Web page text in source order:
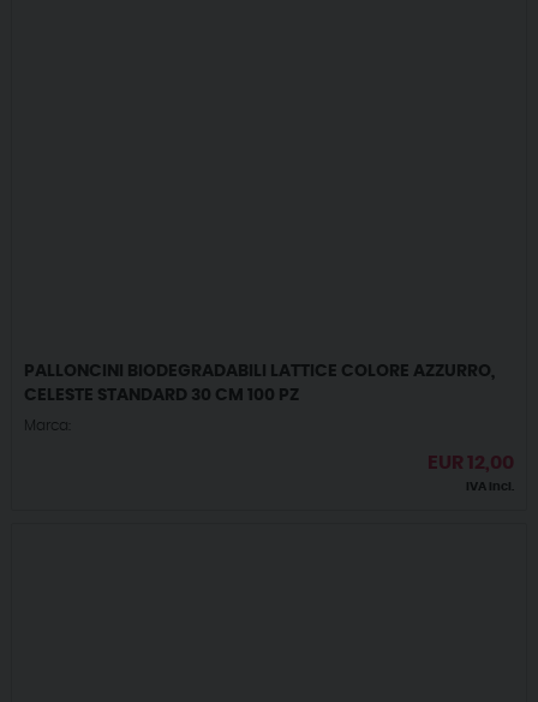
PALLONCINI BIODEGRADABILI LATTICE COLORE AZZURRO,
CELESTE STANDARD 30 CM 100 PZ
Marca:
EUR12,00
IVA incl.